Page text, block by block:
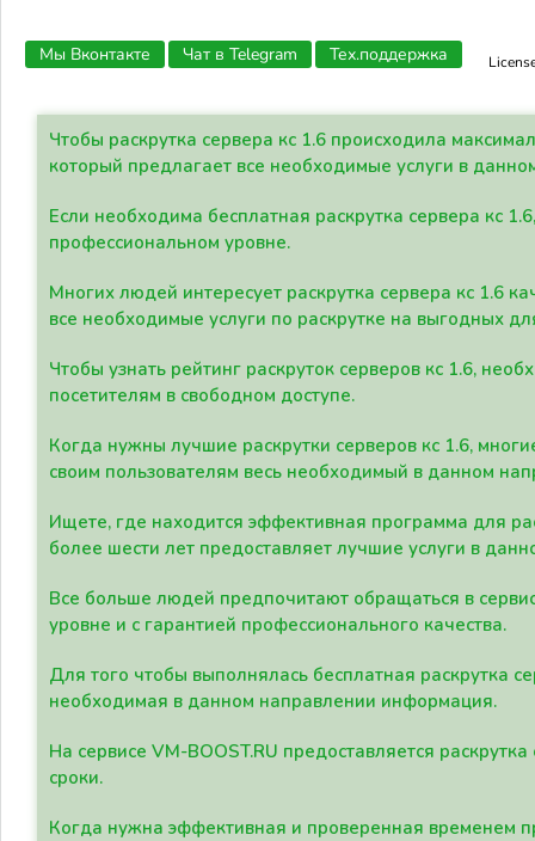
Мы Вконтакте Чат в Telegram Тех.поддержка
Чтобы раскрутка сервера кс 1.6 происходила
который предлагает все необходимые услуги в
Если необходима бесплатная раскрутка сервера кс
профессиональном уровне.
Многих людей интересует раскрутка сервера кс 1.6
все необходимые услуги по раскрутке на выгодных
Чтобы узнать рейтинг раскруток серверов кс 1.6,
посетителям в свободном доступе.
Когда нужны лучшие раскрутки серверов кс 1.6,
своим пользователям весь необходимый в данном
Ищете, где находится эффективная программа для
более шести лет предоставляет лучшие услуги в
Все больше людей предпочитают обращаться в
уровне и с гарантией профессионального качества.
Для того чтобы выполнялась бесплатная раскрутка
необходимая в данном направлении информация.
На сервисе VM-BOOST.RU предоставляется
сроки.
Когда нужна эффективная и проверенная временем